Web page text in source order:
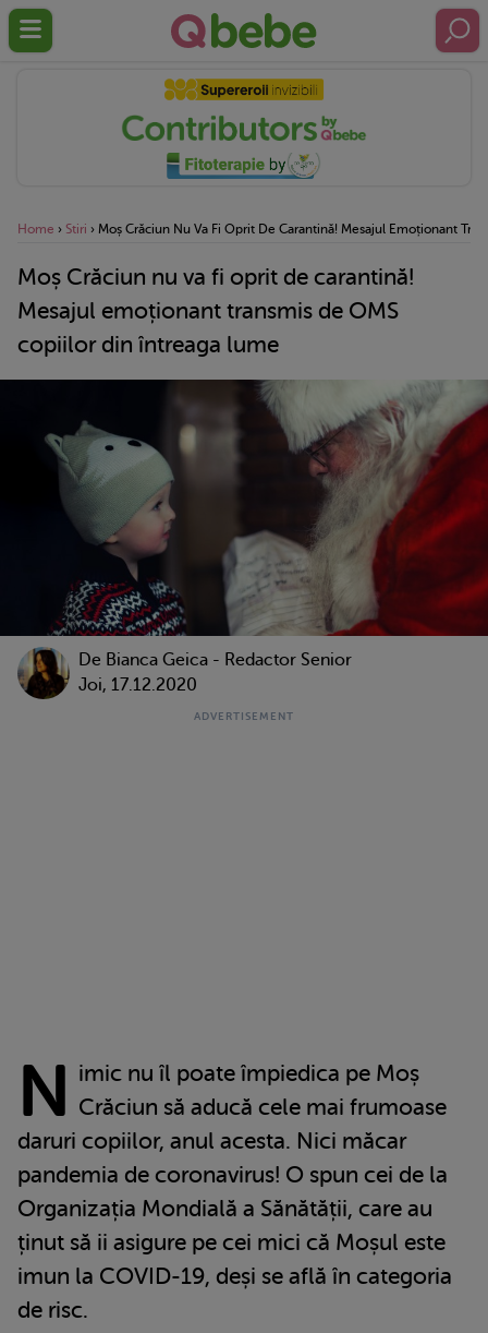
Home › Stiri › Moș Crăciun Nu Va Fi Oprit De Carantină! Mesajul Emoționant
Moș Crăciun nu va fi oprit de carantină!
Mesajul emoționant transmis de OMS
copiilor din întreaga lume
De Bianca Geica - Redactor Senior
Joi, 17.12.2020
N imic nu îl poate împiedica pe Moș
Crăciun să aducă cele mai frumoase
daruri copiilor, anul acesta. Nici măcar
pandemia de coronavirus! O spun cei de la
Organizația Mondială a Sănătății, care au
ținut să ii asigure pe cei mici că Moșul este
imun la COVID-19, deși se află în categoria
de risc.